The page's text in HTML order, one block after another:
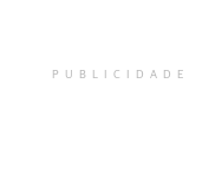
PUBLICIDADE